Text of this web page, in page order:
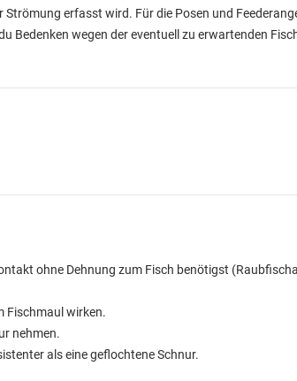
Strömung erfasst wird. Für die Posen und
Bedenken wegen der eventuell zu erwartenden
ohne Dehnung zum Fisch benötigst
Fischmaul wirken.
nehmen.
als eine geflochtene Schnur.